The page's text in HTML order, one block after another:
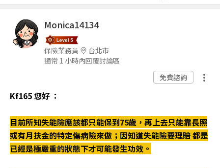
Monica14134
保險業務員
台北市
通常 1 小時內回覆討論區
免費諮詢
Kf165 您好 ：
目前所知失能險應該都只能保到75歲，再上去只能靠長照
或有月扶金的特定傷病險來做；因知道失能險要理賠 都是
已經是極嚴重的狀態下才可能發生功效。